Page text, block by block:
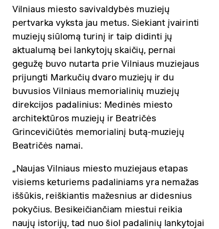
Vilniaus miesto savivaldybės muziejų
pertvarka vyksta jau metus. Siekiant įvairinti
muziejų siūlomą turinį ir taip didinti jų
aktualumą bei lankytojų skaičių, pernai
gegužę buvo nutarta prie Vilniaus muziejaus
prijungti Markučių dvaro muziejų ir du
buvusios Vilniaus memorialinių muziejų
direkcijos padalinius: Medinės miesto
architektūros muziejų ir Beatričės
Grincevičiūtės memorialinį butą-muziejų
Beatričės namai.
„Naujas Vilniaus miesto muziejaus etapas
visiems keturiems padaliniams yra nemažas
iššūkis, reiškiantis mažesnius ar didesnius
pokyčius. Besikeičiančiam miestui reikia
naujų istorijų, tad nuo šiol padalinių lankytojai